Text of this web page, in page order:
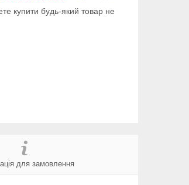
купити будь-який товар не
для замовлення